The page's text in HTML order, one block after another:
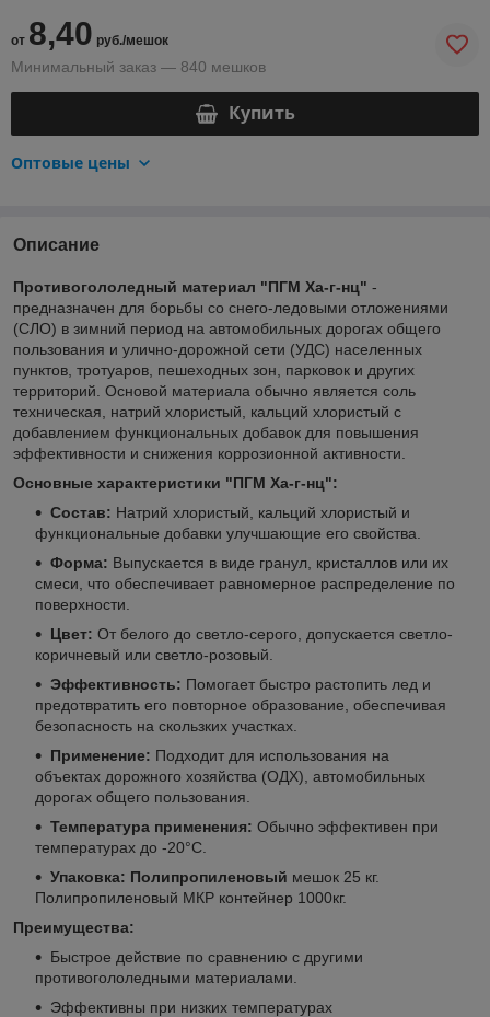
от 8,40 руб./мешок
Минимальный заказ — 840 мешков
Купить
Оптовые цены
Описание
Противогололедный материал "ПГМ Ха-г-нц" -
предназначен для борьбы со снего-ледовыми отложениями
(СЛО) в зимний период на автомобильных дорогах общего
пользования и улично-дорожной сети (УДС) населенных
пунктов, тротуаров, пешеходных зон, парковок и других
территорий. Основой материала обычно является соль
техническая, натрий хлористый, кальций хлористый с
добавлением функциональных добавок для повышения
эффективности и снижения коррозионной активности.
Основные характеристики "ПГМ Ха-г-нц":
Состав: Натрий хлористый, кальций хлористый и
функциональные добавки улучшающие его свойства.
Форма: Выпускается в виде гранул, кристаллов или их
смеси, что обеспечивает равномерное распределение по
поверхности.
Цвет: От белого до светло-серого, допускается светло-
коричневый или светло-розовый.
Эффективность: Помогает быстро растопить лед и
предотвратить его повторное образование, обеспечивая
безопасность на скользких участках.
Применение: Подходит для использования на
объектах дорожного хозяйства (ОДХ), автомобильных
дорогах общего пользования.
Температура применения: Обычно эффективен при
температурах до -20°С.
Упаковка: Полипропиленовый мешок 25 кг.
Полипропиленовый МКР контейнер 1000кг.
Преимущества:
Быстрое действие по сравнению с другими
противогололедными материалами.
Эффективны при низких температурах